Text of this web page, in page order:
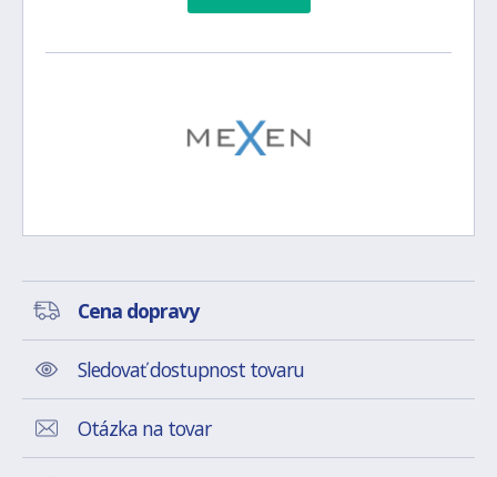
Cena dopravy
Sledovať dostupnost tovaru
Otázka na tovar